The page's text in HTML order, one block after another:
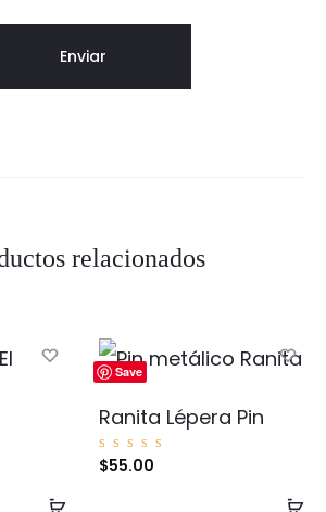
relacionados
Añadir
Save
Ranita Lépera Pin
Valorad
o con
$55.00